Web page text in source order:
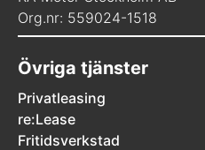
Org.nr: 559024-1518
Övriga tjänster
Privatleasing
re:Lease
Fritidsverkstad